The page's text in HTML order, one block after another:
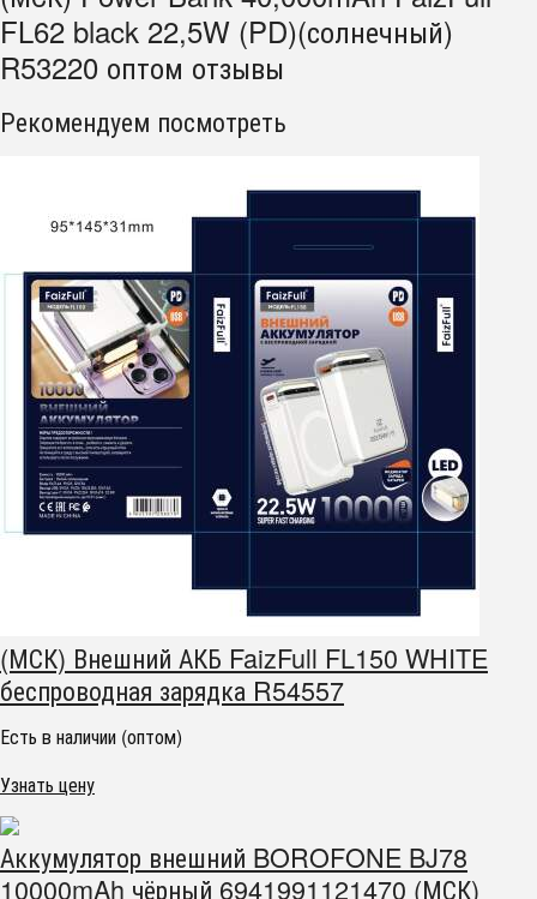
FL62 black 22,5W (PD)(солнечный)
R53220 оптом отзывы
Рекомендуем посмотреть
(МСК) Внешний АКБ FaizFull FL150 WHITE
беспроводная зарядка R54557
Есть в наличии (оптом)
Узнать цену
Аккумулятор внешний BOROFONE BJ78
10000mAh чёрный 6941991121470 (МСК)